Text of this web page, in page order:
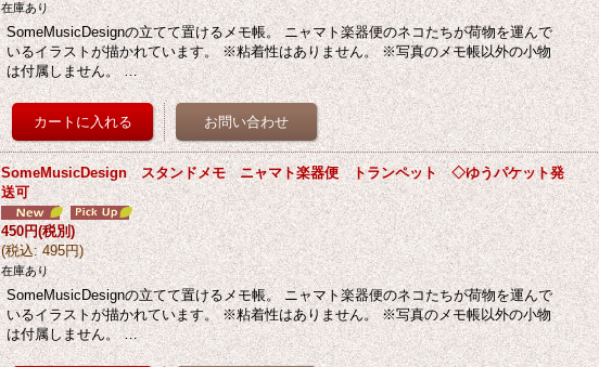
在庫あり
SomeMusicDesignの立てて置けるメモ帳。 ニャマト楽器便のネコたちが荷物を運んで
いるイラストが描かれています。 ※粘着性はありません。 ※写真のメモ帳以外の小物
は付属しません。 …
SomeMusicDesign スタンドメモ ニャマト楽器便 トランペット ◇ゆうパケット発
送可
450円(税別)
(税込: 495円)
在庫あり
SomeMusicDesignの立てて置けるメモ帳。 ニャマト楽器便のネコたちが荷物を運んで
いるイラストが描かれています。 ※粘着性はありません。 ※写真のメモ帳以外の小物
は付属しません。 …